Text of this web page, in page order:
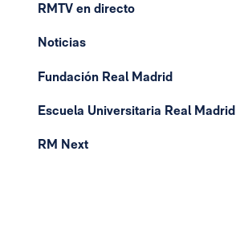
RMTV en directo
Noticias
Fundación Real Madrid
Escuela Universitaria Real Madrid
RM Next